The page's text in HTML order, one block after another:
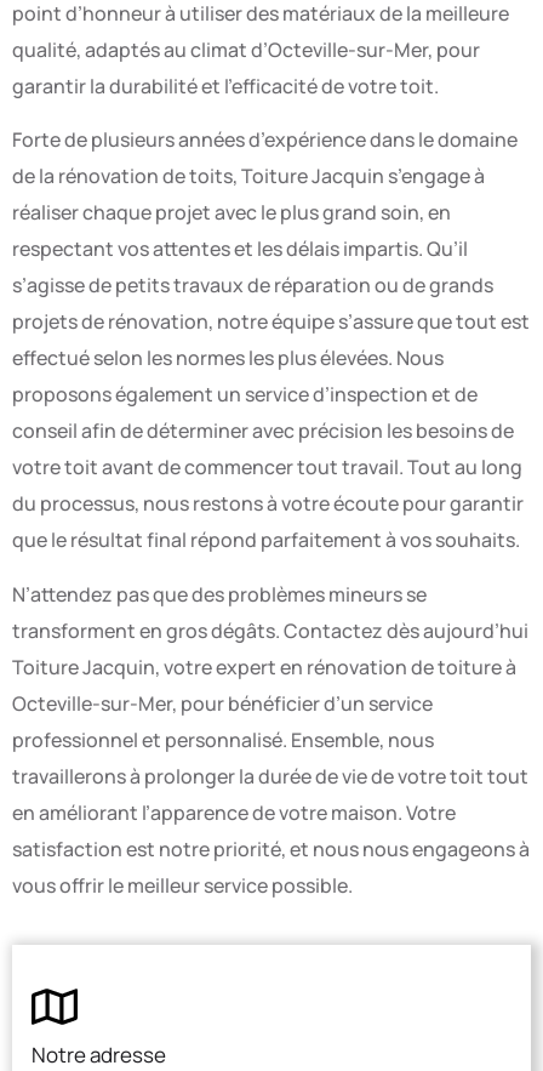
point d’honneur à utiliser des matériaux de la meilleure
qualité, adaptés au climat d’Octeville-sur-Mer, pour
garantir la durabilité et l’efficacité de votre toit.
Forte de plusieurs années d’expérience dans le domaine
de la rénovation de toits, Toiture Jacquin s’engage à
réaliser chaque projet avec le plus grand soin, en
respectant vos attentes et les délais impartis. Qu’il
s’agisse de petits travaux de réparation ou de grands
projets de rénovation, notre équipe s’assure que tout est
effectué selon les normes les plus élevées. Nous
proposons également un service d’inspection et de
conseil afin de déterminer avec précision les besoins de
votre toit avant de commencer tout travail. Tout au long
du processus, nous restons à votre écoute pour garantir
que le résultat final répond parfaitement à vos souhaits.
N’attendez pas que des problèmes mineurs se
transforment en gros dégâts. Contactez dès aujourd’hui
Toiture Jacquin, votre expert en rénovation de toiture à
Octeville-sur-Mer, pour bénéficier d’un service
professionnel et personnalisé. Ensemble, nous
travaillerons à prolonger la durée de vie de votre toit tout
en améliorant l’apparence de votre maison. Votre
satisfaction est notre priorité, et nous nous engageons à
vous offrir le meilleur service possible.
Notre adresse